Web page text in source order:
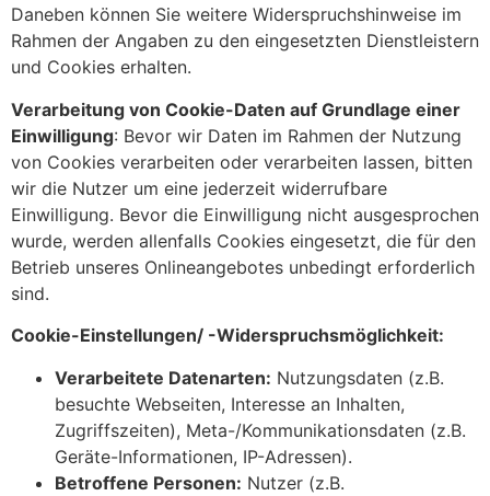
Daneben können Sie weitere Widerspruchshinweise im
Rahmen der Angaben zu den eingesetzten Dienstleistern
und Cookies erhalten.
Verarbeitung von Cookie-Daten auf Grundlage einer
Einwilligung: Bevor wir Daten im Rahmen der Nutzung
von Cookies verarbeiten oder verarbeiten lassen, bitten
wir die Nutzer um eine jederzeit widerrufbare
Einwilligung. Bevor die Einwilligung nicht ausgesprochen
wurde, werden allenfalls Cookies eingesetzt, die für den
Betrieb unseres Onlineangebotes unbedingt erforderlich
sind.
Cookie-Einstellungen/ -Widerspruchsmöglichkeit:
Verarbeitete Datenarten: Nutzungsdaten (z.B.
besuchte Webseiten, Interesse an Inhalten,
Zugriffszeiten), Meta-/Kommunikationsdaten (z.B.
Geräte-Informationen, IP-Adressen).
Betroffene Personen: Nutzer (z.B.